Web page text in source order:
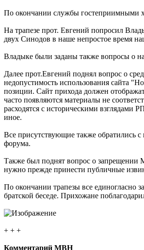
По окончании службы гостеприимными
На трапезе прот. Евгений попросил
двух Синодов в наше непростое время
Владыке были заданы также вопросы о
Далее прот.Евгений поднял вопрос о
недопустимость использования сайта
позиции. Сайт прихода должен
часто появляются материалы не
расходятся с историческими
иное.
Все присутствующие также обратились
форума.
Также был поднят вопрос о запрещении
нужно прежде принести публичные
По окончании трапезы все единогласно
братской беседе. Прихожане
+ + +
Комментарий МВН